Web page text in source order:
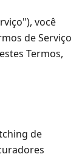
você
de Serviço
Termos,
de